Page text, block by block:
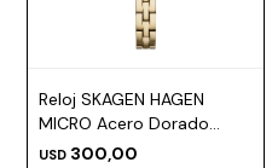
Reloj SKAGEN HAGEN
MICRO Acero Dorado
Esfera 31mm
USD 300,00